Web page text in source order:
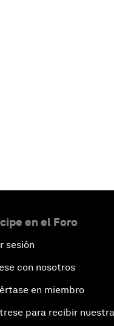
en el Foro
sesión
con nosotros
en miembro
para recibir